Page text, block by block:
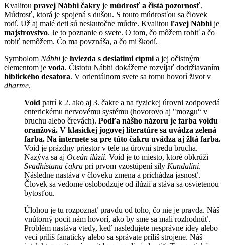
Kvalitou pravej Nábhi čakry je múdrosť a čistá pozornosť.
Múdrosť, ktorá je spojená s dušou. S touto múdrosťou sa človek
rodí. Už aj malé deti sú neskutočne múdre. Kvalitou ľavej Nábhi je
majstrovstvo. Je to poznanie o svete. O tom, čo môžem robiť a čo
robiť nemôžem. Čo ma povznáša, a čo mi škodí.
Symbolom Nábhi je hviezda s desiatimi cípmi a jej očistným
elementom je voda. Čistotu Nábhi dokážeme rozvíjať dodržiavaním
biblického desatora. V orientálnom svete sa tomu hovorí život v
dharme.
Void patrí k 2. ako aj 3. čakre a na fyzickej úrovni zodpovedá
enterickému nervovému systému (hovorovo aj "mozgu“ v
bruchu alebo črevách). Podľa nášho názoru je farba voidu
oranžová. V klasickej jogovej literatúre sa uvádza zelená
farba. Na internete sa pre túto čakru uvádza aj žltá farba.
Void je prázdny priestor v tele na úrovni stredu brucha.
Nazýva sa aj Oceán ilúzií. Void je to miesto, ktoré obkrúži
Svadhistana čakra pri prvom vzostúpení sily Kundalini.
Následne nastáva v človeku zmena a prichádza jasnosť.
Človek sa vedome oslobodzuje od ilúzií a stáva sa osvietenou
bytosťou.
Úlohou je tu rozpoznať pravdu od toho, čo nie je pravda. Náš
vnútorný pocit nám hovorí, ako by sme sa mali rozhodnúť.
Problém nastáva vtedy, keď nasledujete nesprávne idey alebo
veci príliš fanaticky alebo sa správate príliš strojene. Náš